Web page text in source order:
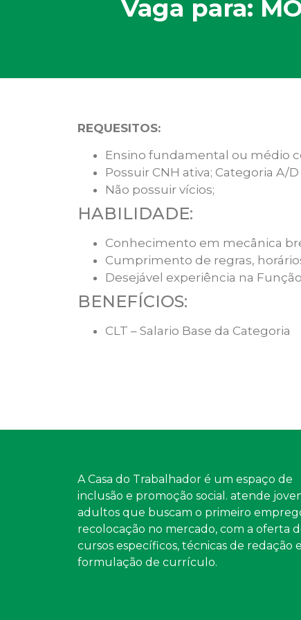
Vaga para:
REQUESITOS:
Ensino fundamental ou médio
Possuir CNH ativa; Categoria A/D
Não possuir vícios;
HABILIDADE:
Conhecimento em mecânica
Cumprimento de regras,
Desejável experiência na Função
BENEFÍCIOS:
CLT – Salario Base da Categoria
A Casa do Trabalhador é um espaço de
inclusão e promoção social. atende
adultos que buscam o primeiro
recolocação no mercado, com a oferta
cursos específicos, técnicas de redação e
formulação de currículo.